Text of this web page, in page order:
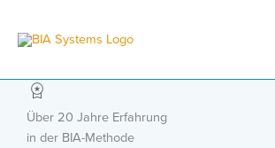
Inhalt
springen
Über 20 Jahre Erfahrung
in der BIA-Methode